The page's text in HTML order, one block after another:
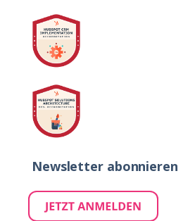
Newsletter abonnieren